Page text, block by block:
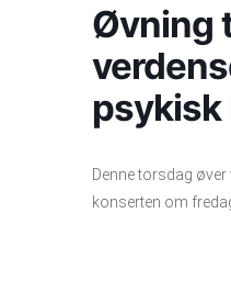
Øvning
psykisk
Denne torsdag øver
konserten om